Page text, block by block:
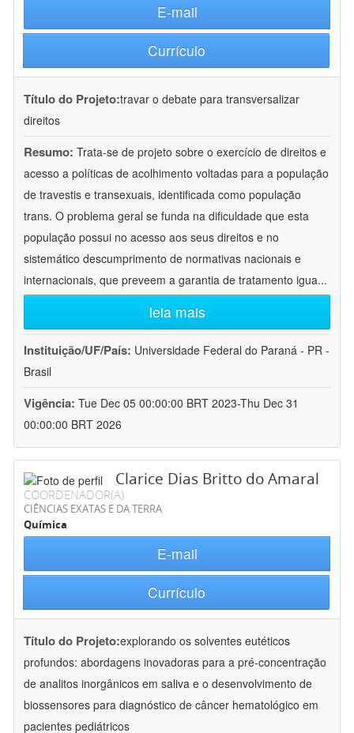
E-mail
Currículo
Título do Projeto:travar o debate para transversalizar
direitos
Resumo: Trata-se de projeto sobre o exercício de direitos e
acesso a políticas de acolhimento voltadas para a população
de travestis e transexuais, identificada como população
trans. O problema geral se funda na dificuldade que esta
população possui no acesso aos seus direitos e no
sistemático descumprimento de normativas nacionais e
internacionais, que preveem a garantia de tratamento igua...
leia mais
Instituição/UF/País: Universidade Federal do Paraná - PR -
Brasil
Vigência: Tue Dec 05 00:00:00 BRT 2023-Thu Dec 31
00:00:00 BRT 2026
Clarice Dias Britto do Amaral
COORDENADOR(A)
CIÊNCIAS EXATAS E DA TERRA
Química
E-mail
Currículo
Título do Projeto:explorando os solventes eutéticos
profundos: abordagens inovadoras para a pré-concentração
de analitos inorgânicos em saliva e o desenvolvimento de
biossensores para diagnóstico de câncer hematológico em
pacientes pediátricos